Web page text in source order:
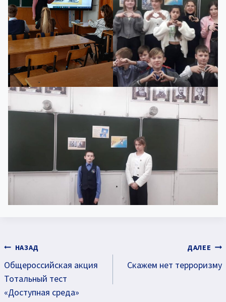
Навигация
по
записям
НАЗАД
Общероссийская акция
Тотальный тест
«Доступная среда»
ДАЛЕЕ
Скажем нет терроризму